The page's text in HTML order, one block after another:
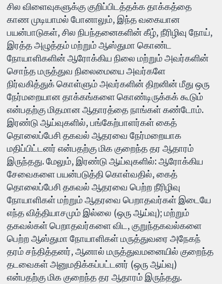
சில விளைவுகளுக்கு குறிப்பிடத்தக்க தாக்கத்தை
காண முடியாமல் போனாலும், இந்த வகையான
பயன்பாடுகள், சில நிபந்தனைகளின் கீழ், நீரிழிவு நோய்,
இரத்த அழுத்தம் மற்றும் ஆஸ்துமா கொண்ட
நோயாளிகளின் ஆரோக்கிய நிலை மற்றும் அவர்களின்
சொந்த மருத்துவ நிலைமையை அவர்களே
நிர்வகித்துக் கொள்ளும் அவர்களின் திறனின் மீது ஒரு
நேர்மறையான தாக்கங்களை கொண்டிருக்கக் கூடும்
என்பதற்கு மிதமான ஆதாரத்தை நாங்கள் கண்டோம்.
இரண்டு ஆய்வுகளில், பங்கேற்பாளர்கள் கைத்
தொலைப்பேசி தகவல் ஆதரவை நேர்மறையாக
மதிப்பிட்டனர் என்பதற்கு மிக குறைந்த தர ஆதாரம்
இருந்தது. மேலும், இரண்டு ஆய்வுகளில்: ஆரோக்கிய
சேவைகளை பயன்படுத்தி கொள்வதில், கைத்
தொலைப்பேசி தகவல் ஆதரவை பெற்ற நீரிழிவு
நோயாளிகள் மற்றும் ஆதரவை பெறாதவர்கள் இடையே
எந்த வித்தியாசமும் இல்லை (ஒரு ஆய்வு); மற்றும்
தகவல்கள் பெறாதவர்களை விட, குறுந்தகவல்களை
பெற்ற ஆஸ்துமா நோயாளிகள் மருத்துவரை அநேகந்
தரம் சந்தித்தனர், ஆனால் மருத்துவமனையில் குறைந்த
தடவைகள் அனுமதிக்கப்பட்டனர் (ஒரு ஆய்வு)
என்பதற்கு மிக குறைந்த தர ஆதாரம் இருந்தது.